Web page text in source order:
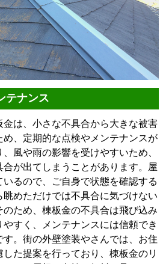
テナンス
は、小さな不具合から大きな被害
、定期的な点検やメンテナンスが
風や雨の影響を受けやすいため、
が出てしまうことがあります。屋
るので、ご自身で状態を確認する
眺めただけでは不具合に気づけない
のため、棟板金の不具合は飛び込み
すく、メンテナンスには信頼でき
す。街の外壁塗装やさんでは、お住
た提案を行っており、棟板金のリ